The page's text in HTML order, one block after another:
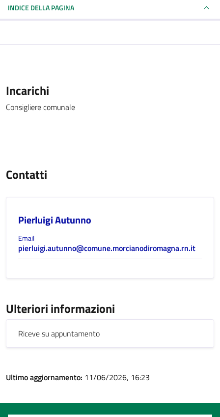
INDICE DELLA PAGINA
Incarichi
Consigliere comunale
Contatti
Pierluigi Autunno
Email
pierluigi.autunno@comune.morcianodiromagna.rn.it
Ulteriori informazioni
Riceve su appuntamento
Ultimo aggiornamento: 11/06/2026, 16:23